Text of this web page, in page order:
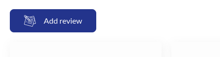
Add review